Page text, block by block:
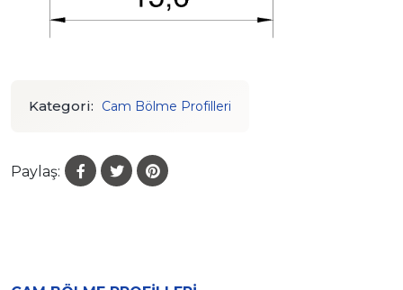
Kategori: Cam Bölme Profilleri
Paylaş: